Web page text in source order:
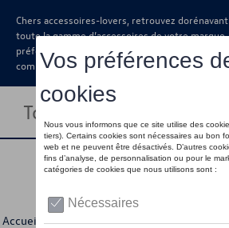
Chers accessoires-lovers, retrouvez dorénavant
toute la gamme d’accessoires de votre marque
préférée sous forme de catalogue à
commander auprès de votre concessionaire.
Toggle navigation
Accueil >Pour vous > Lounge Collection